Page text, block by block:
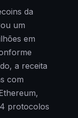
da
um
em
a receita
com
protocolos